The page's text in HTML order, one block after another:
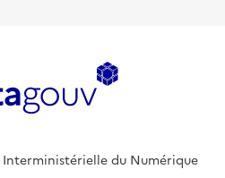
du Numérique